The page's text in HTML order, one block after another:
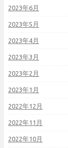
2023年6月
2023年5月
2023年4月
2023年3月
2023年2月
2023年1月
2022年12月
2022年11月
2022年10月